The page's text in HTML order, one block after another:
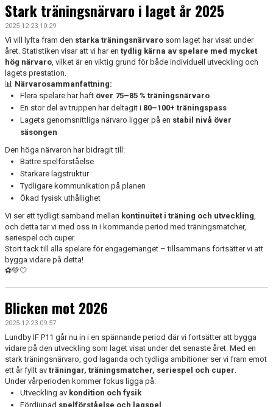
Stark träningsnärvaro i laget år 2025
2025-12-23 10:29
Vi vill lyfta fram den starka träningsnärvaro som laget har visat under
året. Statistiken visar att vi har en tydlig kärna av spelare med mycket
hög närvaro, vilket är en viktig grund för både individuell utveckling och
lagets prestation.
📊 Närvarosammanfattning:
Flera spelare har haft över 75–85 % träningsnärvaro
En stor del av truppen har deltagit i 80–100+ träningspass
Lagets genomsnittliga närvaro ligger på en stabil nivå över
säsongen
Den höga närvaron har bidragit till:
Bättre spelförståelse
Starkare lagstruktur
Tydligare kommunikation på planen
Ökad fysisk uthållighet
Vi ser ett tydligt samband mellan kontinuitet i träning och utveckling,
och detta tar vi med oss in i kommande period med träningsmatcher,
seriespel och cuper.
Stort tack till alla spelare för engagemanget – tillsammans fortsätter vi att
bygga vidare på detta!
⚽💚🤍
Blicken mot 2026
2025-12-23 09:57
Lundby IF P11 går nu in i en spännande period där vi fortsätter att bygga
vidare på den utveckling som laget visat under det senaste året. Med en
stark träningsnärvaro, god laganda och tydliga ambitioner ser vi fram emot
ett år fyllt av träningar, träningsmatcher, seriespel och cuper.
Under vårperioden kommer fokus ligga på:
Utveckling av kondition och fysik
Fördjupad spelförståelse och lagspel